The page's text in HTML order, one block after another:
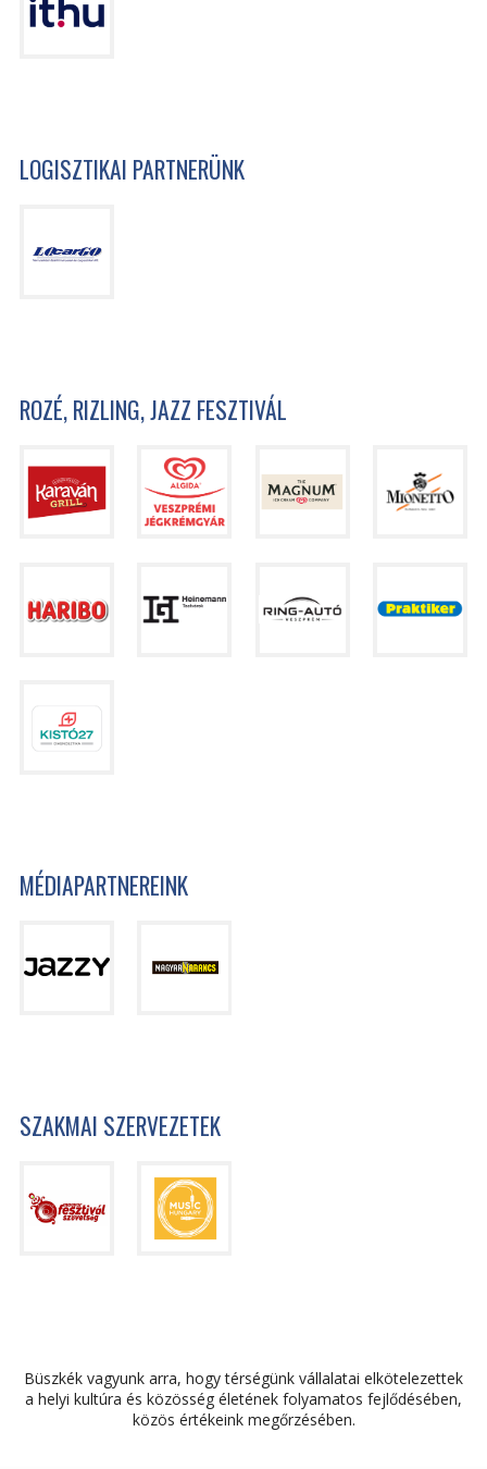
LOGISZTIKAI PARTNERÜNK
ROZÉ, RIZLING, JAZZ FESZTIVÁL
MÉDIAPARTNEREINK
SZAKMAI SZERVEZETEK
Büszkék vagyunk arra, hogy térségünk vállalatai elkötelezettek
a helyi kultúra és közösség életének folyamatos fejlődésében,
közös értékeink megőrzésében.